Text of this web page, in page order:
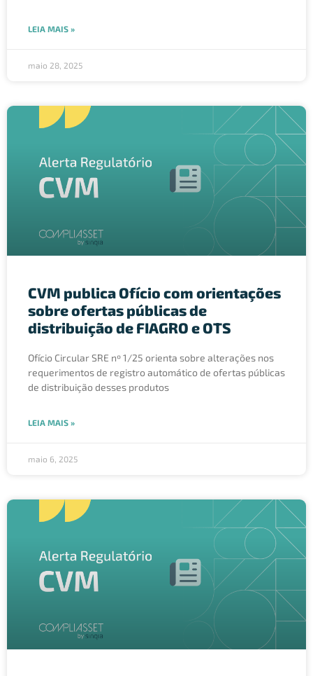
LEIA MAIS »
maio 28, 2025
CVM publica Ofício com orientações
sobre ofertas públicas de
distribuição de FIAGRO e OTS
Ofício Circular SRE nº 1/25 orienta sobre alterações nos
requerimentos de registro automático de ofertas públicas
de distribuição desses produtos
LEIA MAIS »
maio 6, 2025